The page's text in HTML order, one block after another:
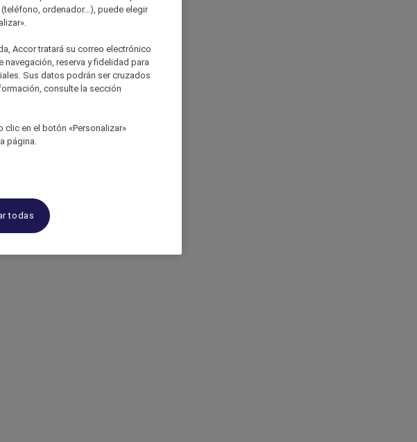
ordenador...), puede elegir
Accor tratará su correo electrónico
reserva y fidelidad para
Sus datos podrán ser cruzados
consulte la sección
en el botón «Personalizar»
página.
todas